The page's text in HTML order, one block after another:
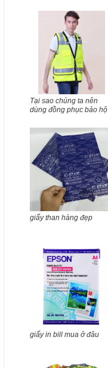
Tại sao chúng ta nên
dùng đồng phục bảo hộ
giấy than hàng đẹp
giấy in bill mua ở đâu